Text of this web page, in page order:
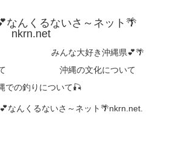
なんくるないさ～ネット🌴
nkrn.net
みんな大好き沖縄県💕🌴
沖縄の文化について
での釣りについて🎣
なんくるないさ～ネット🌴nkrn.net.